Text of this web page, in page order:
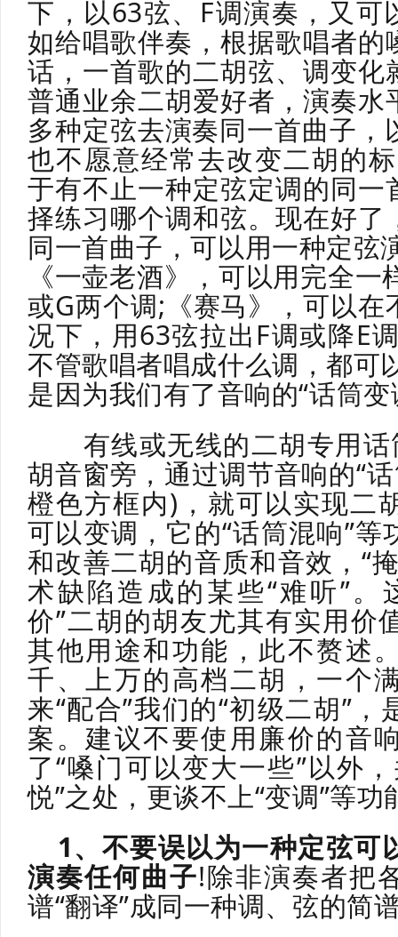
下，以63弦、F调演奏，又可
如给唱歌伴奏，根据歌唱者的
话，一首歌的二胡弦、调变化
普通业余二胡爱好者，演奏水
多种定弦去演奏同一首曲子，
也不愿意经常去改变二胡的
于有不止一种定弦定调的同一
择练习哪个调和弦。现在好了
同一首曲子，可以用一种定弦
《一壶老酒》，可以用完全
或G两个调;《赛马》，可以
况下，用63弦拉出F调或降E
不管歌唱者唱成什么调，都可
是因为我们有了音响的“话筒变
有线或无线的二胡专用话
胡音窗旁，通过调节音响的“
橙色方框内)，就可以实现二
可以变调，它的“话筒混响”
和改善二胡的音质和音效，“
术缺陷造成的某些“难听”。
价”二胡的胡友尤其有实用价
其他用途和功能，此不赘述
千、上万的高档二胡，一个
来“配合”我们的“初级二胡”
案。建议不要使用廉价的音
了“嗓门可以变大一些”以外
悦”之处，更谈不上“变调”等
1、不要误以为一种定弦可
演奏任何曲子!除非演奏者把
谱“翻译”成同一种调、弦的简